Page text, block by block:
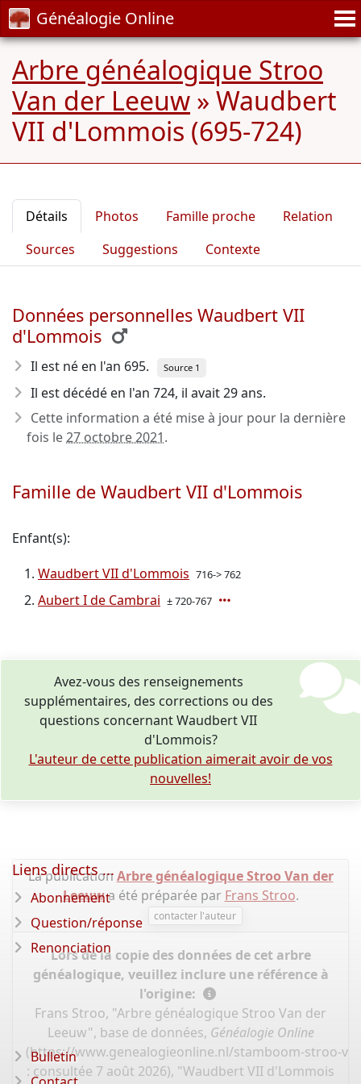
Généalogie Online
Arbre généalogique Stroo
Van der Leeuw » Waudbert
VII d'Lommois (695-724)
Détails Photos Famille proche
Relation
Sources
Suggestions Contexte
Données personnelles Waudbert VII
d'Lommois
Il est né en l'an 695. Source 1
Il est décédé en l'an 724, il avait 29 ans.
Cette information a été mise à jour pour la dernière
fois le27 octobre 2021.
Famille de Waudbert VII d'Lommois
Enfant(s):
Waudbert VII d'Lommois 716-> 762
Aubert I de Cambrai ± 720-767
Avez-vous des renseignements
supplémentaires, des corrections ou des
questions concernant Waudbert VII
d'Lommois?
L'auteur de cette publication aimerait avoir de vos
nouvelles!
La publicationArbre généalogique Stroo Van der
Leeuwa été préparée par Frans Stroo.
contacter l'auteur
Lors de la copie des données de cet arbre
généalogique, veuillez inclure une référence à
l'origine:
Frans Stroo, "Arbre généalogique Stroo Van der
Leeuw", base de données, Généalogie Online
(https://www.genealogieonline.nl/stamboom-stroo-
: consultée 7 août 2026), "Waudbert VII d'Lommois
Liens directs ...
Abonnement
Question/réponse
Renonciation
Bulletin